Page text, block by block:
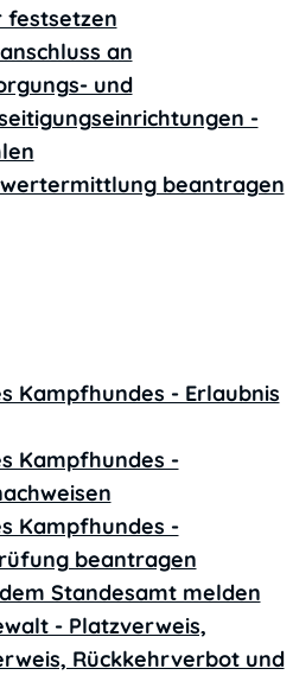
festsetzen
an
und
-
beantragen
Kampfhundes - Erlaubnis
Kampfhundes -
Kampfhundes -
beantragen
Standesamt melden
- Platzverweis,
Rückkehrverbot und